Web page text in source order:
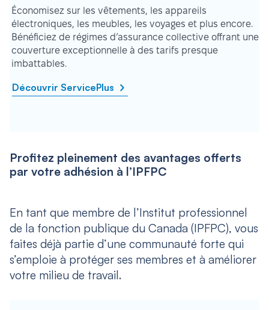
Économisez sur les vêtements, les appareils
électroniques, les meubles, les voyages et plus encore.
Bénéficiez de régimes d’assurance collective offrant une
couverture exceptionnelle à des tarifs presque
imbattables.
Découvrir ServicePlus
Profitez pleinement des avantages offerts
par votre adhésion à l’IPFPC
En tant que membre de l’Institut professionnel
de la fonction publique du Canada (IPFPC), vous
faites déjà partie d’une communauté forte qui
s’emploie à protéger ses membres et à améliorer
votre milieu de travail.